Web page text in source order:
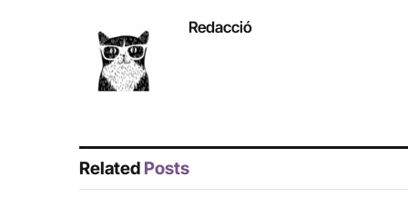
Redacció
Related Posts